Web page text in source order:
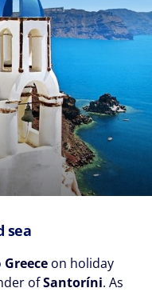
sea
Greece on holiday
ofSantoríni. As